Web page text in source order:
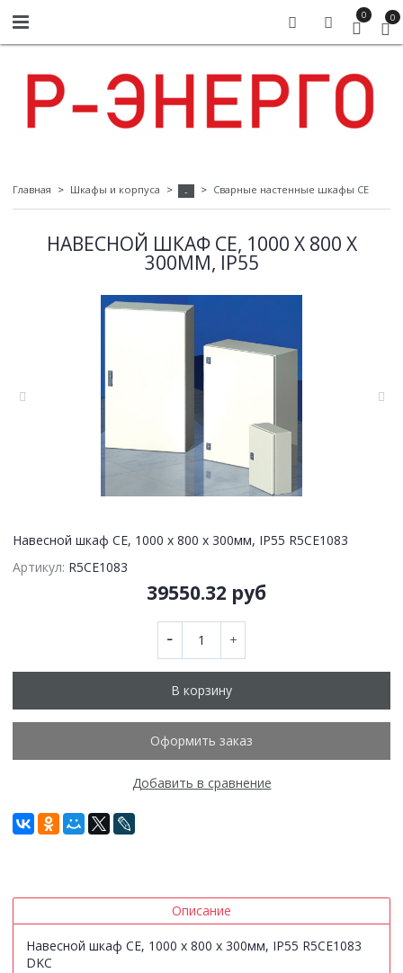
0 0
Главная Шкафы и корпуса - Сварные настенные шкафы СЕ
НАВЕСНОЙ ШКАФ CE, 1000 X 800 X
300ММ, IP55
Навесной шкаф CE, 1000 x 800 x 300мм, IP55 R5CE1083
Артикул: R5CE1083
39550.32 руб
В корзину
Оформить заказ
Добавить в сравнение
Описание
Навесной шкаф CE, 1000 x 800 x 300мм, IP55 R5CE1083
DKC